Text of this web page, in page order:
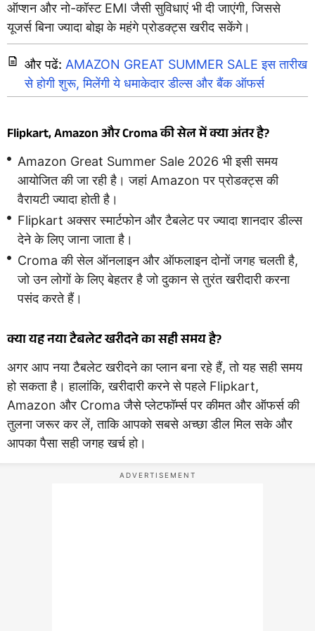
ऑप्शन और नो-कॉस्ट EMI जैसी सुविधाएं भी दी जाएंगी, जिससे
यूजर्स बिना ज्यादा बोझ के महंगे प्रोडक्ट्स खरीद सकेंगे।
और पढें: AMAZON GREAT SUMMER SALE इस तारीख
से होगी शुरू, मिलेंगी ये धमाकेदार डील्स और बैंक ऑफर्स
Flipkart, Amazon और Croma की सेल में क्या अंतर है?
Amazon Great Summer Sale 2026 भी इसी समय
आयोजित की जा रही है। जहां Amazon पर प्रोडक्ट्स की
वैरायटी ज्यादा होती है।
Flipkart अक्सर स्मार्टफोन और टैबलेट पर ज्यादा शानदार डील्स
देने के लिए जाना जाता है।
Croma की सेल ऑनलाइन और ऑफलाइन दोनों जगह चलती है,
जो उन लोगों के लिए बेहतर है जो दुकान से तुरंत खरीदारी करना
पसंद करते हैं।
क्या यह नया टैबलेट खरीदने का सही समय है?
अगर आप नया टैबलेट खरीदने का प्लान बना रहे हैं, तो यह सही समय
हो सकता है। हालांकि, खरीदारी करने से पहले Flipkart,
Amazon और Croma जैसे प्लेटफॉर्म्स पर कीमत और ऑफर्स की
तुलना जरूर कर लें, ताकि आपको सबसे अच्छा डील मिल सके और
आपका पैसा सही जगह खर्च हो।